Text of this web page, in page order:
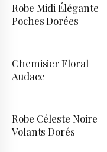
Robe Midi Élégante
Poches Dorées
Chemisier Floral
Audace
Robe Céleste Noire
Volants Dorés